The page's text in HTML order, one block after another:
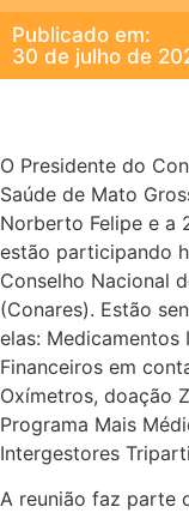
Publicado em:
30 de julho de
O Presidente do
Saúde de Mato
Norberto Felipe e a
estão participando
Conselho Nacional
(Conares). Estão
elas: Medicamentos
Financeiros em
Oxímetros, doação
Programa Mais
Intergestores
A reunião faz parte